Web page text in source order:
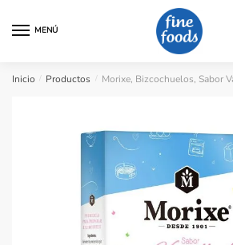
MENÚ
Inicio / Productos / Morixe, Bizcochuelos, Sabor